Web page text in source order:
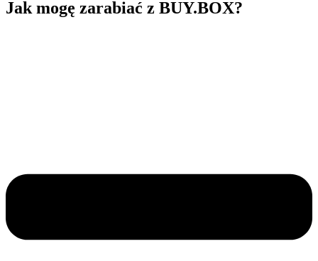
Jak mogę zarabiać z BUY.BOX?